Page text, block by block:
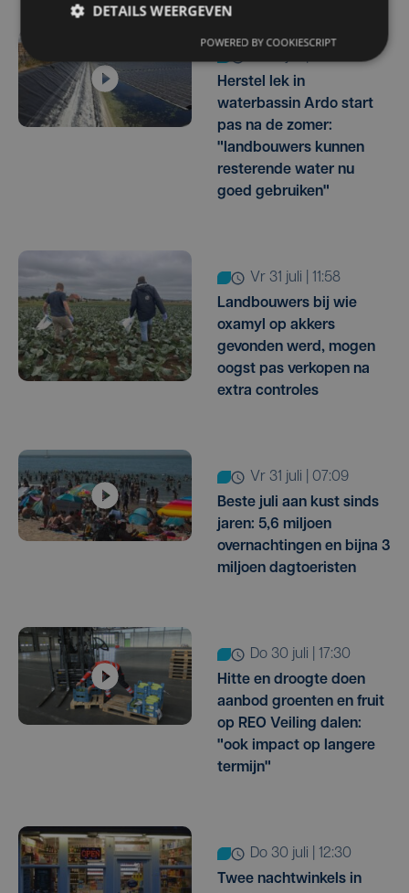
Herstel lek in
waterbassin Ardo start
pas na de zomer:
"landbouwers kunnen
resterende water nu
goed gebruiken"
vr 31 juli | 11:58
Landbouwers bij wie
oxamyl op akkers
gevonden werd, mogen
oogst pas verkopen na
extra controles
vr 31 juli | 07:09
Beste juli aan kust sinds
jaren: 5,6 miljoen
overnachtingen en bijna 3
miljoen dagtoeristen
do 30 juli | 17:30
Hitte en droogte doen
aanbod groenten en fruit
op REO Veiling dalen:
"ook impact op langere
termijn"
do 30 juli | 12:30
Twee nachtwinkels in
DETAILS WEERGEVEN
POWERED BY COOKIESCRIPT